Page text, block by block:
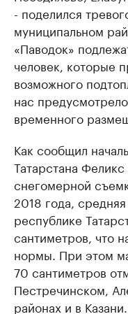
- поделился
муниципальном
«Паводок»
человек, которые
возможного
нас
временного
Как сообщил
Татарстана
снегомерной
2018 года,
республике
сантиметров, что
нормы. При этом
70 сантиметров
Пестречинском,
районах и в